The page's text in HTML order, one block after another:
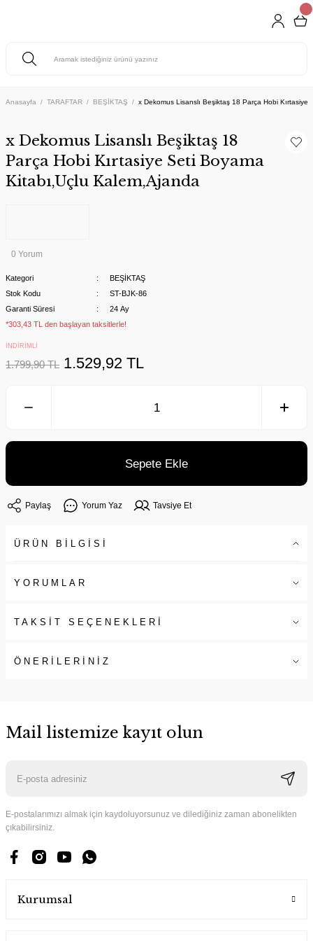
Anasayfa TARAFTAR BEŞİKTAŞ x Dekomus Lisanslı Beşiktaş 18 Parça Hobi
x Dekomus Lisanslı Beşiktaş 18
Parça Hobi Kırtasiye Seti Boyama
Kitabı,Uçlu Kalem,Ajanda
0 Yorum
Kategori
BEŞİKTAŞ
Stok Kodu
ST-BJK-86
Garanti Süresi
24 Ay
*303,43 TL den başlayan taksitlerle!
İNDİRİMLİ
1.799,90 TL 1.529,92 TL
Sepete Ekle
Paylaş Yorum Yaz Tavsiye Et
ÜRÜN BİLGİSİ
YORUMLAR
TAKSİT SEÇENEKLERİ
ÖNERİLERİNİZ
Mail listemize kayıt olun
E-postalarımızı almak için kaydoluyorsunuz ve dilediğiniz zaman abonelikten
çıkabilirsiniz.
Kurumsal